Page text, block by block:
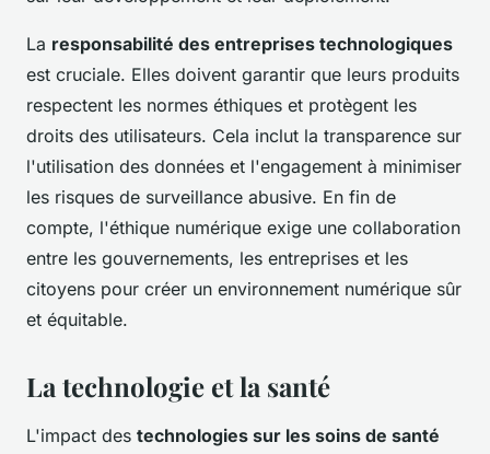
La responsabilité des entreprises technologiques
est cruciale. Elles doivent garantir que leurs produits
respectent les normes éthiques et protègent les
droits des utilisateurs. Cela inclut la transparence sur
l'utilisation des données et l'engagement à minimiser
les risques de surveillance abusive. En fin de
compte, l'éthique numérique exige une collaboration
entre les gouvernements, les entreprises et les
citoyens pour créer un environnement numérique sûr
et équitable.
La technologie et la santé
L'impact des technologies sur les soins de santé